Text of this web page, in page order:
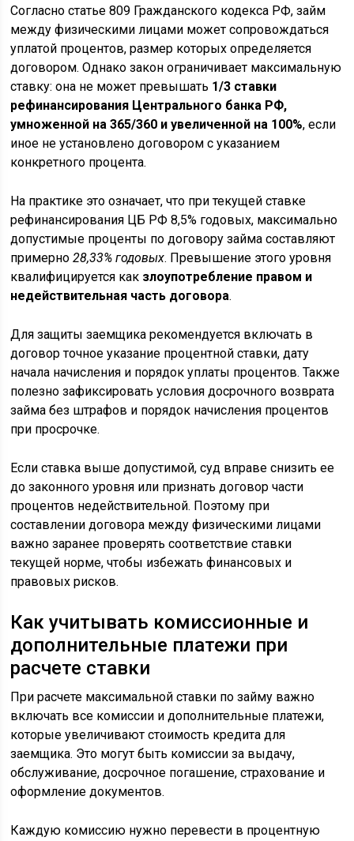
Согласно статье 809 Гражданского кодекса РФ, займ
между физическими лицами может сопровождаться
уплатой процентов, размер которых определяется
договором. Однако закон ограничивает максимальную
ставку: она не может превышать 1/3 ставки
рефинансирования Центрального банка РФ,
умноженной на 365/360 и увеличенной на 100%, если
иное не установлено договором с указанием
конкретного процента.
На практике это означает, что при текущей ставке
рефинансирования ЦБ РФ 8,5% годовых, максимально
допустимые проценты по договору займа составляют
примерно28,33% годовых. Превышение этого уровня
квалифицируется как злоупотребление правом и
недействительная часть договора.
Для защиты заемщика рекомендуется включать в
договор точное указание процентной ставки, дату
начала начисления и порядок уплаты процентов. Также
полезно зафиксировать условия досрочного возврата
займа без штрафов и порядок начисления процентов
при просрочке.
Если ставка выше допустимой, суд вправе снизить ее
до законного уровня или признать договор части
процентов недействительной. Поэтому при
составлении договора между физическими лицами
важно заранее проверять соответствие ставки
текущей норме, чтобы избежать финансовых и
правовых рисков.
Как учитывать комиссионные и
дополнительные платежи при
расчете ставки
При расчете максимальной ставки по займу важно
включать все комиссии и дополнительные платежи,
которые увеличивают стоимость кредита для
заемщика. Это могут быть комиссии за выдачу,
обслуживание, досрочное погашение, страхование и
оформление документов.
Каждую комиссию нужно перевести в процентную